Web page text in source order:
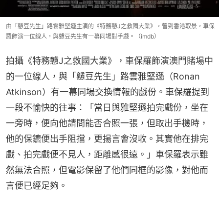
由「戇豆先生」路雲雅堅遜主演的《特務戇J之救國大業》，曾到香港取景，車保
羅飾演一位線人，與戇豆先生有一幕同場對手戲。（imdb）
拍攝《特務戇J之救國大業》，車保羅飾演澳門賭場中
的一位線人，與「戇豆先生」路雲雅堅遜（Ronan
Atkinson）有一幕同場交換情報的戲份。車保羅提到
一段不愉快的往事：「當日與雅堅遜拍完戲份，坐在
一旁時，便向他請問能否合照一張，但取出手機時，
他的保鑣便出手阻擋，更揚言會沒收。其實他在排完
戲、拍完戲便不見人，距離感很遠。」車保羅表示雖
然無法合照，但電影保留了他們同框的影像，對他而
言便已經足夠。